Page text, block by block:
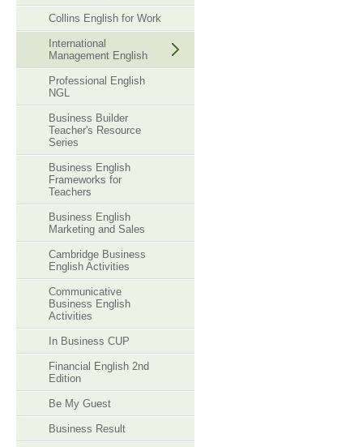
Collins English for Work
International
Management English
Professional English
NGL
Business Builder
Teacher's Resource
Series
Business English
Frameworks for
Teachers
Business English
Marketing and Sales
Cambridge Business
English Activities
Communicative
Business English
Activities
In Business CUP
Financial English 2nd
Edition
Be My Guest
Business Result